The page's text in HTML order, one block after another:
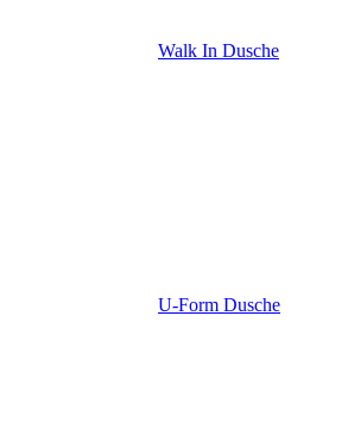
Walk In Dusche
U-Form Dusche